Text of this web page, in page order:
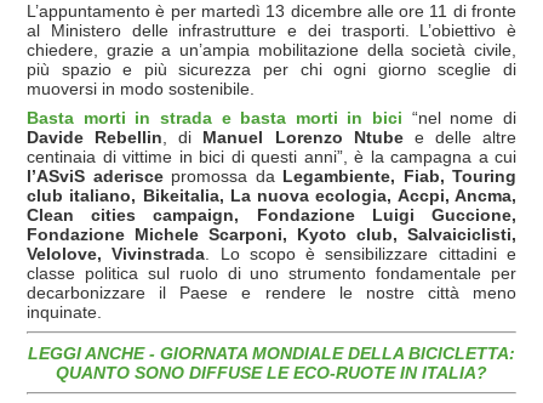
L’appuntamento è per martedì 13 dicembre alle ore 11 di fronte
al Ministero delle infrastrutture e dei trasporti. L’obiettivo è
chiedere, grazie a un’ampia mobilitazione della società civile,
più spazio e più sicurezza per chi ogni giorno sceglie di
muoversi in modo sostenibile.
Basta morti in strada e basta morti in bici “nel nome di
Davide Rebellin , di Manuel Lorenzo Ntubee delle altre
centinaia di vittime in bici di questi anni”, è la campagna a cui
l’ASviS aderiscepromossa da Legambiente, Fiab, Touring
club italiano, Bikeitalia, La nuova ecologia, Accpi, Ancma,
Clean cities campaign, Fondazione Luigi Guccione,
Fondazione Michele Scarponi, Kyoto club, Salvaiciclisti,
Velolove, Vivinstrada . Lo scopo è sensibilizzare cittadini e
classe politica sul ruolo di uno strumento fondamentale per
decarbonizzare il Paese e rendere le nostre città meno
inquinate.
LEGGI ANCHE - GIORNATA MONDIALE DELLA BICICLETTA:
QUANTO SONO DIFFUSE LE ECO-RUOTE IN ITALIA?